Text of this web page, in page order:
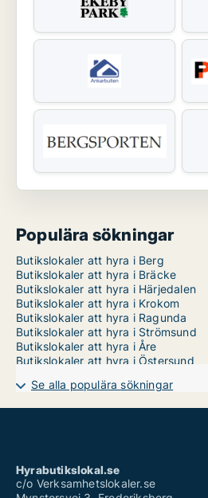
Populära sökningar
Butikslokaler att hyra i Berg
Butikslokaler att hyra i Bräcke
Butikslokaler att hyra i Härjedalen
Butikslokaler att hyra i Krokom
Butikslokaler att hyra i Ragunda
Butikslokaler att hyra i Strömsund
Butikslokaler att hyra i Åre
Butikslokaler att hyra i Östersund
Se alla populära sökningar
Hyrabutikslokal.se
c/o Verksamhetslokaler.se